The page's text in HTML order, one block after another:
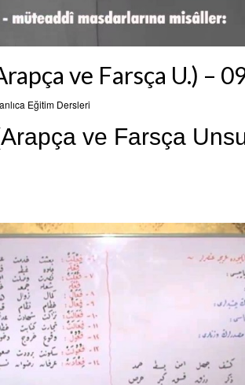
ve Farsça U.) –
Eğitim Dersleri
ve Farsça